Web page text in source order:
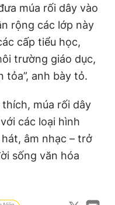
múa rối dây vào
rộng các lớp này
cấp tiểu học,
trường giáo dục,
tỏa”, anh bày tỏ.
múa rối dây
các loại hình
âm nhạc – trở
sống văn hóa